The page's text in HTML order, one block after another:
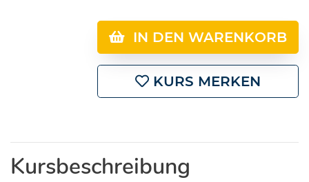
IN DEN WARENKORB
KURS MERKEN
Kursbeschreibung